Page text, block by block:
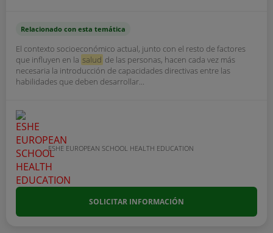
Relacionado con esta temática
El contexto socioeconómico actual, junto con el resto de factores
que influyen en la salud de las personas, hacen cada vez más
necesaria la introducción de capacidades directivas entre las
habilidades que deben desarrollar...
ESHE EUROPEAN SCHOOL HEALTH EDUCATION
SOLICITAR INFORMACIÓN